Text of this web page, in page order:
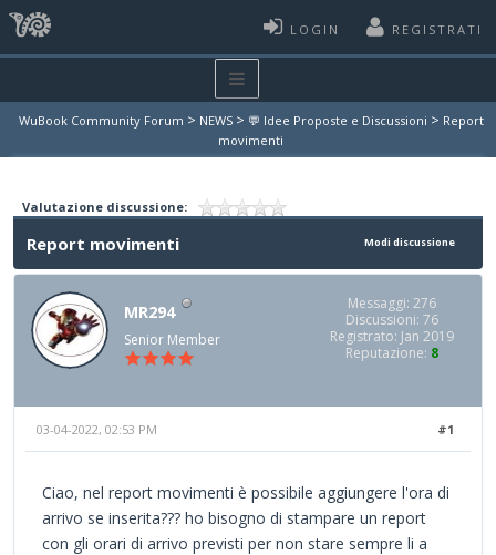
LOGIN REGISTRATI
WuBook Community Forum > NEWS > 💬 Idee Proposte e Discussioni > Report
movimenti
Valutazione discussione:
Modi discussione
Report movimenti
MR294
Senior Member
Messaggi: 276
Discussioni: 76
Registrato: Jan 2019
Reputazione: 8
#1
03-04-2022, 02:53 PM
Ciao, nel report movimenti è possibile aggiungere l'ora di
arrivo se inserita??? ho bisogno di stampare un report
con gli orari di arrivo previsti per non stare sempre li a